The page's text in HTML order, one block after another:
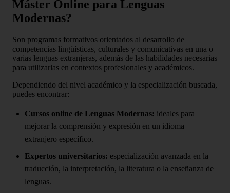
Máster Online para Lenguas
Modernas?
Son programas formativos orientados al desarrollo de
competencias lingüísticas, culturales y comunicativas en una o
varias lenguas extranjeras, además de las habilidades necesarias
para utilizarlas en contextos profesionales y académicos.
Dependiendo del nivel académico y la especialización buscada,
puedes encontrar:
Cursos online de Lenguas Modernas: ideales para
mejorar la comprensión y expresión en un idioma
extranjero específico.
Expertos universitarios: especialización avanzada en la
traducción, la interpretación, la literatura o la enseñanza de
lenguas.